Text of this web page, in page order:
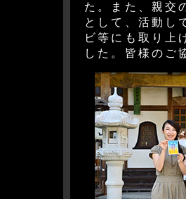
た。また、親交
として、活動し
ビ等にも取り上
した。皆様のご